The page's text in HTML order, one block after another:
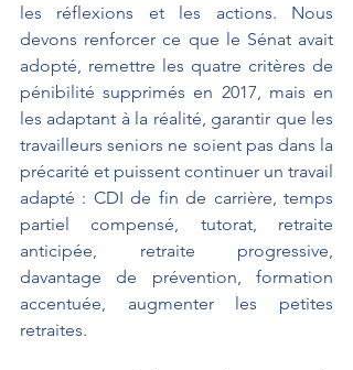
les réflexions et les actions. Nous
devons renforcer ce que le Sénat avait
adopté, remettre les quatre critères de
pénibilité supprimés en 2017, mais en
les adaptant à la réalité, garantir que les
travailleurs seniors ne soient pas dans la
précarité et puissent continuer un travail
adapté : CDI de fin de carrière, temps
partiel compensé, tutorat, retraite
anticipée, retraite progressive,
davantage de prévention, formation
accentuée, augmenter les petites
retraites.